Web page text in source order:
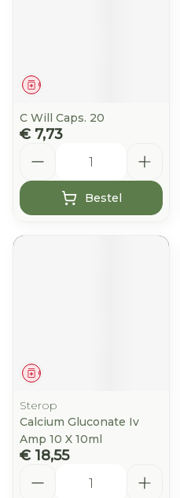
Geneesmiddel
C Will Caps. 20
€ 7,73
Bestel
Geneesmiddel
Sterop
Calcium Gluconate Iv
Amp 10 X 10ml
€ 18,55